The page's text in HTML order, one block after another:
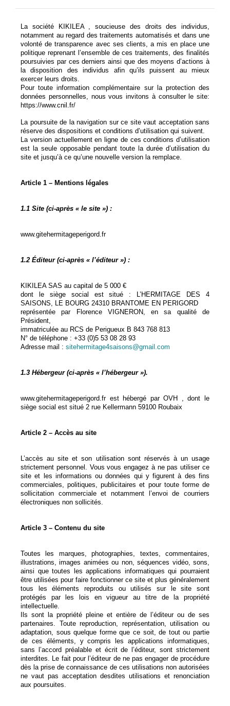
La société KIKILEA , soucieuse des droits des individus,
notamment au regard des traitements automatisés et dans une
volonté de transparence avec ses clients, a mis en place une
politique reprenant l’ensemble de ces traitements, des finalités
poursuivies par ces derniers ainsi que des moyens d’actions à
la disposition des individus afin qu’ils puissent au mieux
exercer leurs droits.
Pour toute information complémentaire sur la protection des
données personnelles, nous vous invitons à consulter le site:
https://www.cnil.fr/
La poursuite de la navigation sur ce site vaut acceptation sans
réserve des dispositions et conditions d’utilisation qui suivent.
La version actuellement en ligne de ces conditions d’utilisation
est la seule opposable pendant toute la durée d’utilisation du
site et jusqu’à ce qu’une nouvelle version la remplace.
Article 1 – Mentions légales
1.1 Site (ci-après « le site ») :
www.gitehermitageperigord.fr
1.2 Éditeur (ci-après « l’éditeur ») :
KIKILEA SAS au capital de 5 000 €
dont le siège social est situé : L’HERMITAGE DES 4
SAISONS, LE BOURG 24310 BRANTOME EN PERIGORD
représentée par Florence VIGNERON, en sa qualité de
Président,
immatriculée au RCS de Perigueux B 843 768 813
N° de téléphone : +33 (0)5 53 08 28 93
Adresse mail : sitehermitage4saisons@gmail.com
1.3 Hébergeur (ci-après « l’hébergeur »).
www.gitehermitageperigord.fr est hébergé par OVH , dont le
siège social est situé 2 rue Kellermann 59100 Roubaix
Article 2 – Accès au site
L’accès au site et son utilisation sont réservés à un usage
strictement personnel. Vous vous engagez à ne pas utiliser ce
site et les informations ou données qui y figurent à des fins
commerciales, politiques, publicitaires et pour toute forme de
sollicitation commerciale et notamment l’envoi de courriers
électroniques non sollicités.
Article 3 – Contenu du site
Toutes les marques, photographies, textes, commentaires,
illustrations, images animées ou non, séquences vidéo, sons,
ainsi que toutes les applications informatiques qui pourraient
être utilisées pour faire fonctionner ce site et plus généralement
tous les éléments reproduits ou utilisés sur le site sont
protégés par les lois en vigueur au titre de la propriété
intellectuelle.
Ils sont la propriété pleine et entière de l’éditeur ou de ses
partenaires. Toute reproduction, représentation, utilisation ou
adaptation, sous quelque forme que ce soit, de tout ou partie
de ces éléments, y compris les applications informatiques,
sans l’accord préalable et écrit de l’éditeur, sont strictement
interdites. Le fait pour l’éditeur de ne pas engager de procédure
dès la prise de connaissance de ces utilisations non autorisées
ne vaut pas acceptation desdites utilisations et renonciation
aux poursuites.